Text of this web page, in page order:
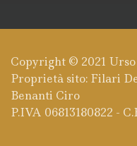
Copyright © 2021
Proprietà sito: Filari
Benanti Ciro
P.IVA 06813180822 -